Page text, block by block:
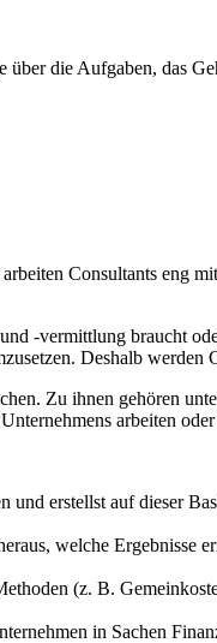
über die Aufgaben, das
Consultants eng
-vermittlung braucht
Deshalb werden
Zu ihnen gehören
arbeiten
und erstellst auf dieser
welche Ergebnisse
(z. B.
in Sachen